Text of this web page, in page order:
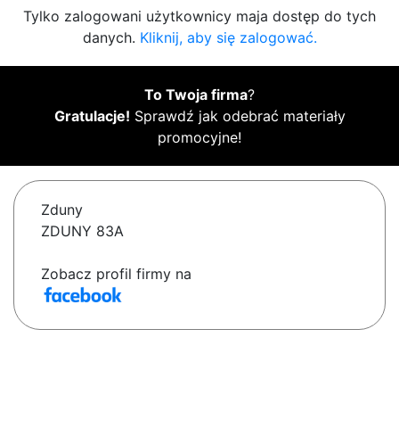
Tylko zalogowani użytkownicy maja dostęp do tych
danych. Kliknij, aby się zalogować.
To Twoja firma?
Gratulacje! Sprawdź jak odebrać materiały
promocyjne!
Zduny
ZDUNY 83A
Zobacz profil firmy na